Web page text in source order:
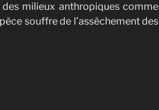
milieux anthropiques comme
souffre de l’assèchement des